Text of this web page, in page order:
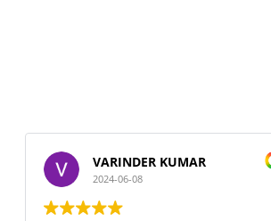
VARINDER KUMAR
2024-06-08